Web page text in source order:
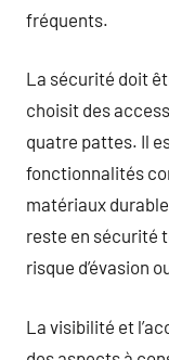
fréquents.
La sécurité doit
choisit des
quatre pattes. Il
fonctionnalités
matériaux
reste en sécurité
risque d’évasion
La visibilité et